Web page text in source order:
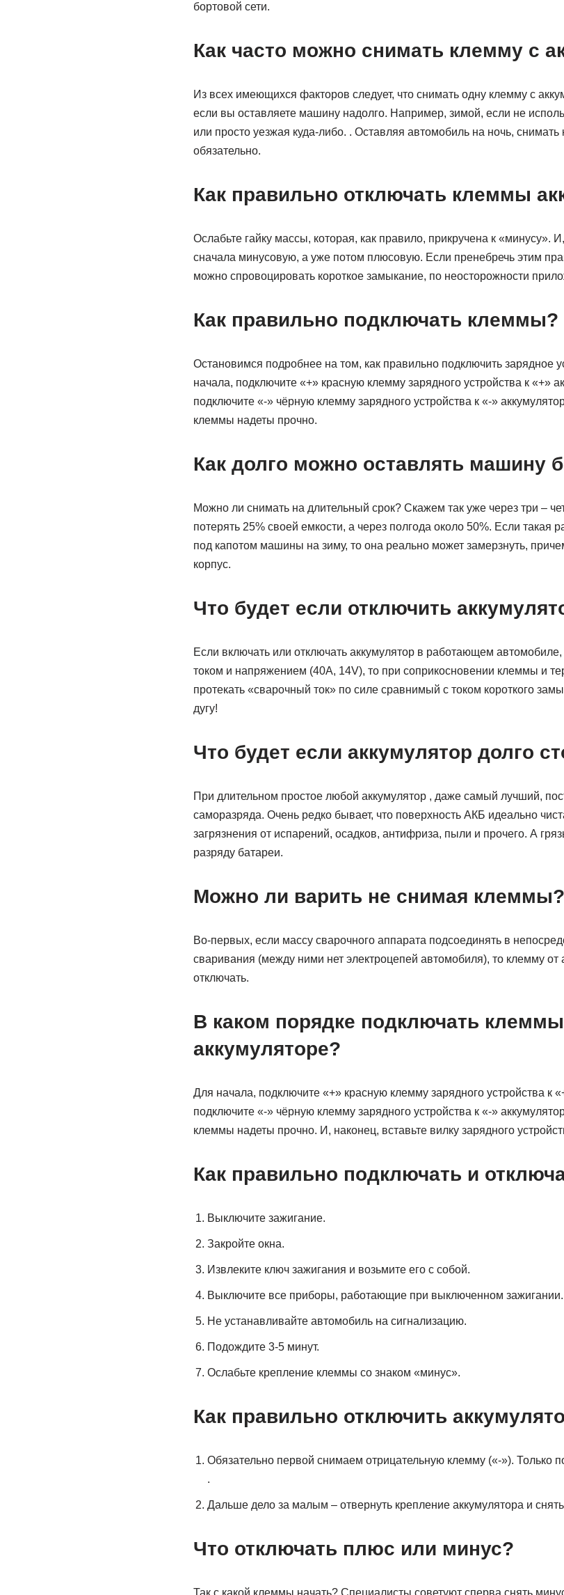
бортовой сети.
Как часто можно снимать клемму с
Из всех имеющихся факторов следует, что снимать одну клемму с
если вы оставляете машину надолго. Например, зимой, если не
или просто уезжая куда-либо. . Оставляя автомобиль на ночь,
обязательно.
Как правильно отключать клеммы
Ослабьте гайку массы, которая, как правило, прикручена к «минусу».
сначала минусовую, а уже потом плюсовую. Если пренебречь этим
можно спровоцировать короткое замыкание, по неосторожности
Как правильно подключать клеммы?
Остановимся подробнее на том, как правильно подключить зарядное
начала, подключите «+» красную клемму зарядного устройства к «+»
подключите «-» чёрную клемму зарядного устройства к «-»
клеммы надеты прочно.
Как долго можно оставлять машину
Можно ли снимать на длительный срок? Скажем так уже через три –
потерять 25% своей емкости, а через полгода около 50%. Если такая
под капотом машины на зиму, то она реально может замерзнуть,
корпус.
Что будет если отключить
Если включать или отключать аккумулятор в работающем
током и напряжением (40А, 14V), то при соприкосновении клеммы и
протекать «сварочный ток» по силе сравнимый с током короткого
дугу!
Что будет если аккумулятор долго
При длительном простое любой аккумулятор , даже самый лучший,
саморазряда. Очень редко бывает, что поверхность АКБ идеально
загрязнения от испарений, осадков, антифриза, пыли и прочего. А
разряду батареи.
Можно ли варить не снимая клеммы?
Во-первых, если массу сварочного аппарата подсоединять в
сваривания (между ними нет электроцепей автомобиля), то клемму от
отключать.
В каком порядке подключать
аккумуляторе?
Для начала, подключите «+» красную клемму зарядного устройства к
подключите «-» чёрную клемму зарядного устройства к «-»
клеммы надеты прочно. И, наконец, вставьте вилку зарядного
Как правильно подключать и
Выключите зажигание.
Закройте окна.
Извлеките ключ зажигания и возьмите его с собой.
Выключите все приборы, работающие при выключенном зажигании.
Не устанавливайте автомобиль на сигнализацию.
Подождите 3-5 минут.
Ослабьте крепление клеммы со знаком «минус».
Как правильно отключить
Обязательно первой снимаем отрицательную клемму («-»). Только
.
Дальше дело за малым – отвернуть крепление аккумулятора и
Что отключать плюс или минус?
Так с какой клеммы начать? Специалисты советуют сперва снять